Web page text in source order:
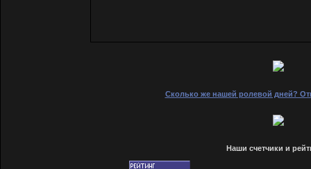
Сколько же нашей ролевой дней?
Наши счетчики и